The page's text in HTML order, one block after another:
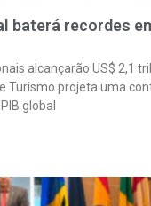
baterá recordes
alcançarão US$ 2,1
Turismo projeta uma
global